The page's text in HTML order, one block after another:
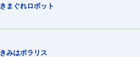
きまぐれロボット
きみはポラリス